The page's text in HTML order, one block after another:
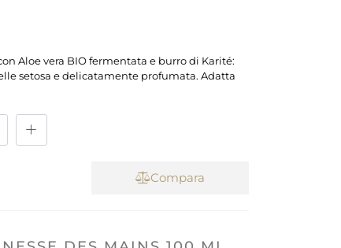
Aloe vera BIO fermentata e burro di Karité:
setosa e delicatamente profumata. Adatta
Compara